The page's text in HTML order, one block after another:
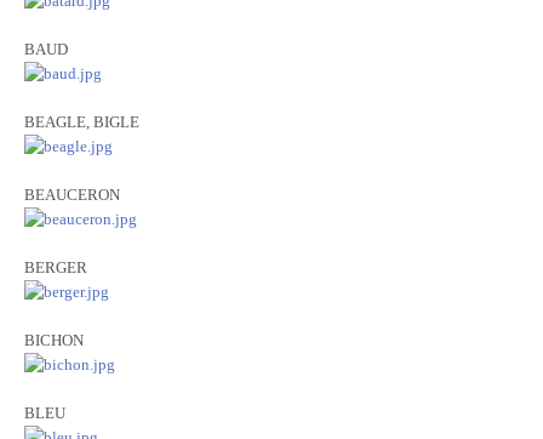
BAUD
BEAGLE, BIGLE
BEAUCERON
BERGER
BICHON
BLEU